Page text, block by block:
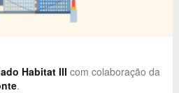
Habitat III com colaboração da
.